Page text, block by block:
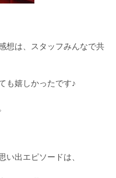
想は、スタッフみんなで共
も嬉しかったです♪
出エピソードは、